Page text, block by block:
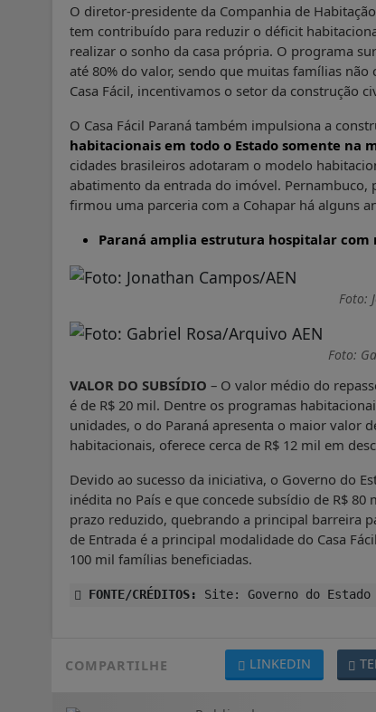
O diretor-presidente da Companhia de
tem contribuído para reduzir o déficit
realizar o sonho da casa própria. O programa
até 80% do valor, sendo que muitas famílias não
Casa Fácil, incentivamos o setor da construção
O Casa Fácil Paraná também impulsiona a
habitacionais em todo o Estado somente na
cidades brasileiros adotaram o modelo
abatimento da entrada do imóvel. Pernambuco,
firmou uma parceria com a Cohapar há alguns
Paraná amplia estrutura hospitalar com
Foto:
Foto:
VALOR DO SUBSÍDIO – O valor médio do
é de R$ 20 mil. Dentre os programas
unidades, o do Paraná apresenta o maior valor
habitacionais, oferece cerca de R$ 12 mil em
Devido ao sucesso da iniciativa, o Governo do
inédita no País e que concede subsídio de R$
prazo reduzido, quebrando a principal barreira
de Entrada é a principal modalidade do Casa
100 mil famílias beneficiadas.
FONTE/CRÉDITOS: Site: Governo do Estado
COMPARTILHE LINKEDIN